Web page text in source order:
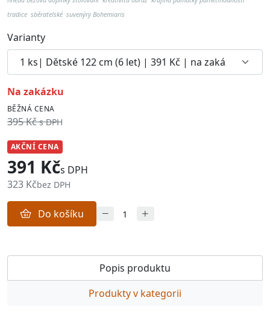
tradice sběratelské suvenýry Bohemiaris
Varianty
na zakázku
BĚŽNÁ CENA
395 Kč s DPH
AKČNÍ CENA
391 Kčs DPH
323 Kčbez DPH
Do košíku
Popis produktu
Produkty v kategorii